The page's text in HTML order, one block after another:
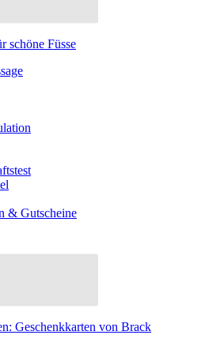
Füsse
& Gutscheine
Geschenkkarten von Brack